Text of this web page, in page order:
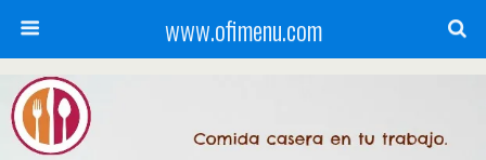
www.ofimenu.com